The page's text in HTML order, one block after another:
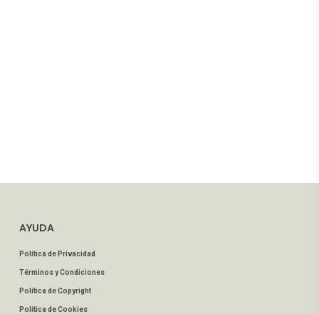
AYUDA
Política de Privacidad
Términos y Condiciones
Política de Copyright
Política de Cookies